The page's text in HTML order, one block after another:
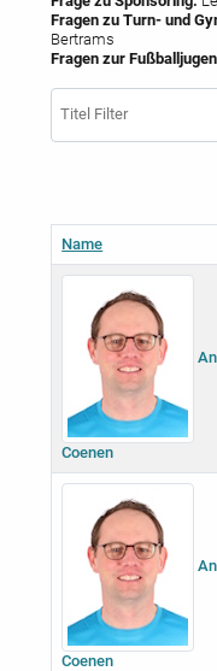
Fragen zu Turn- und
Bertrams
Fragen zur
Titel Filter
Name
Coenen
Coenen